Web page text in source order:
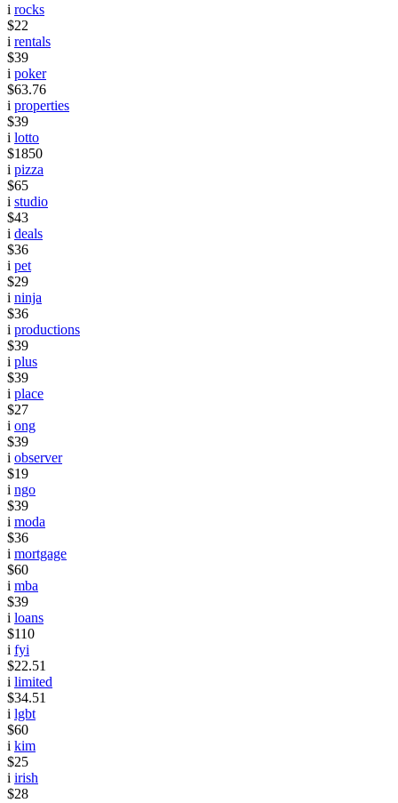
i rocks
$22
i rentals
$39
i poker
$63.76
i properties
$39
i lotto
$1850
i pizza
$65
i studio
$43
i deals
$36
i pet
$29
i ninja
$36
i productions
$39
i plus
$39
i place
$27
i ong
$39
i observer
$19
i ngo
$39
i moda
$36
i mortgage
$60
i mba
$39
i loans
$110
i fyi
$22.51
i limited
$34.51
i lgbt
$60
i kim
$25
i irish
$28